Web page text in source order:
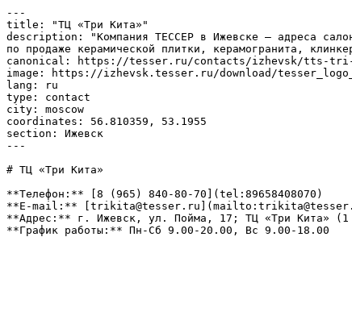
---
title: "ТЦ «Три Кита»"
description: "Компания ТЕССЕР в Ижевске – адреса
по продаже керамической плитки, керамогранита,
canonical: https://tesser.ru/contacts/izhevsk/tts-
image: https://izhevsk.tesser.ru/download/
lang: ru
type: contact
city: moscow
coordinates: 56.810359, 53.1955
section: Ижевск
---
# ТЦ «Три Кита»
**Телефон:** [8 (965) 840-80-70](tel:89658408070)
**E-mail:**
**Адрес:** г. Ижевск, ул. Пойма, 17; ТЦ «Три Кита» (1
**График работы:** Пн-Сб 9.00-20.00, Вс 9.00-18.00